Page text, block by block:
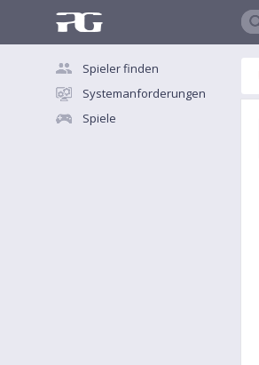
Spieler finden
Systemanforderungen
Spiele